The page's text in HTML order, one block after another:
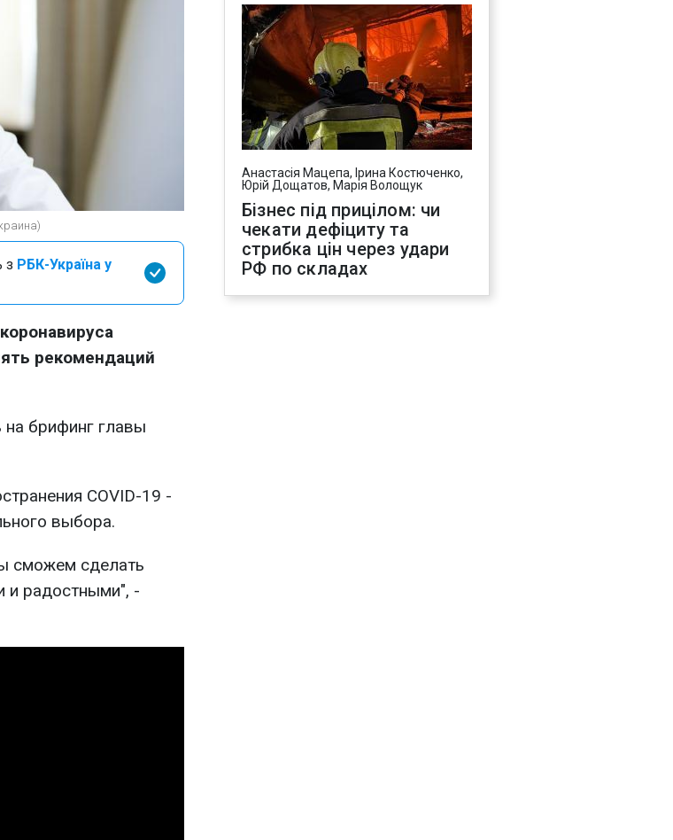
з РБК-Україна у
рекомендаций
на брифинг главы
COVID-19 -
выбора.
сможем сделать
и радостными", -
Анастасія Мацепа, Ірина Костюченко,
Юрій Дощатов, Марія Волощук
Бізнес під прицілом: чи
чекати дефіциту та
стрибка цін через удари
РФ по складах